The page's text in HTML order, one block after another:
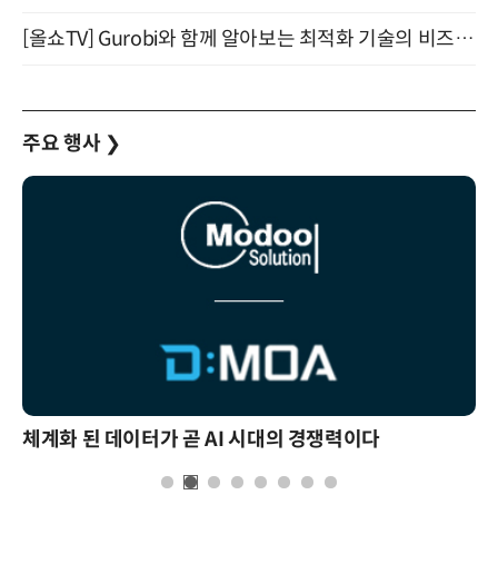
[올쇼TV] Gurobi와 함께 알아보는 최적화 기술의 비즈니스 활용 (8월 20일 생방송)
주요 행사 ❯
체계화 된 데이터가 곧 AI 시대의 경쟁력이다